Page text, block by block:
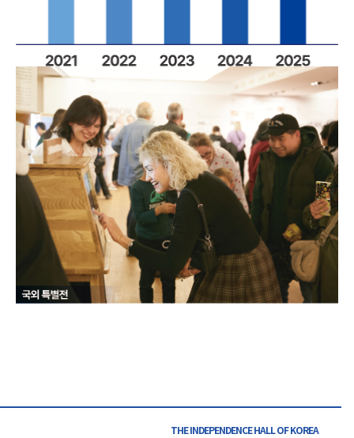
THE INDEPENDENCE HALL OFKOREA